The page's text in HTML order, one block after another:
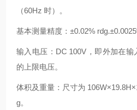
（60Hz 时）。
基本测量精度：±0.02%
输入电压：DC 100V，即外加在
的上限电压。
体积及重量：尺寸为
g。